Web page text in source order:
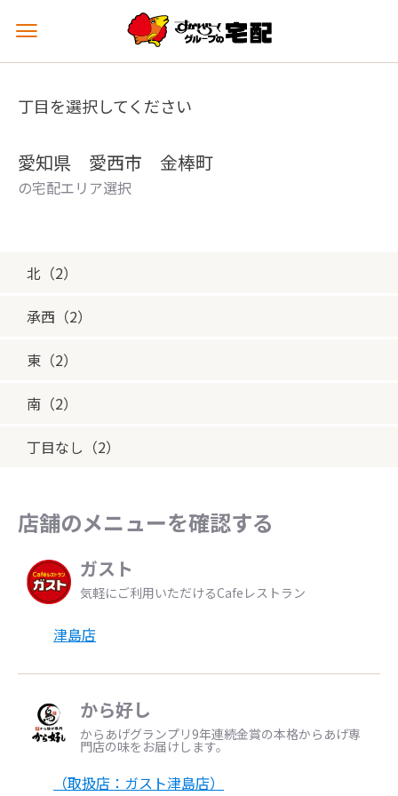
メ
ュ
を
丁目を選択してください
愛知県 愛西市 金棒町
の宅配エリア選択
北（2）
承西（2）
東（2）
南（2）
丁目なし（2）
店舗のメニューを確認する
ガスト
気軽にご利用いただけるCafeレストラン
津島店
から好し
からあげグランプリ9年連続金賞の本格からあげ専
門店の味をお届けします。
（取扱店：ガスト津島店）